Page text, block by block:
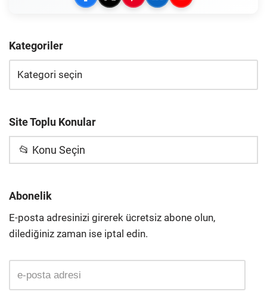
Kategoriler
Site Toplu Konular
📂 Konu Seçin
Abonelik
E-posta adresinizi girerek ücretsiz abone olun,
dilediğiniz zaman ise iptal edin.